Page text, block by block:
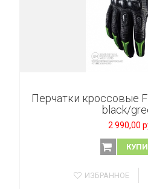
Перчатки кроссовые
black/
2 990,00
ИЗБРАННОЕ